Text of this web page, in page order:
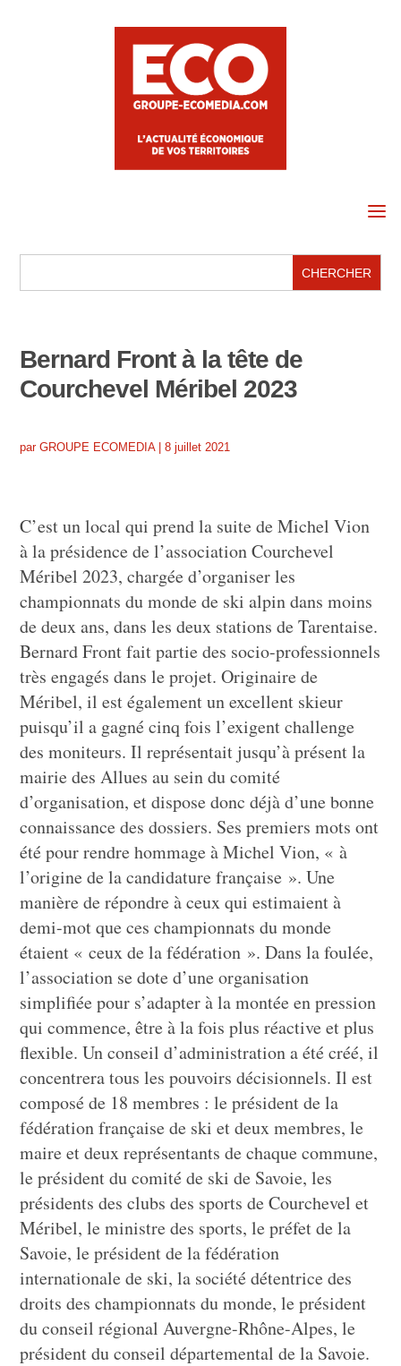
a
Bernard Front à la tête de
Courchevel Méribel 2023
parGROUPE ECOMEDIA|8 juillet 2021
C’est un local qui prend la suite de Michel Vion
à la présidence de l’association Courchevel
Méribel 2023, chargée d’organiser les
championnats du monde de ski alpin dans moins
de deux ans, dans les deux stations de Tarentaise.
Bernard Front fait partie des socio-professionnels
très engagés dans le projet. Originaire de
Méribel, il est également un excellent skieur
puisqu’il a gagné cinq fois l’exigent challenge
des moniteurs. Il représentait jusqu’à présent la
mairie des Allues au sein du comité
d’organisation, et dispose donc déjà d’une bonne
connaissance des dossiers. Ses premiers mots ont
été pour rendre hommage à Michel Vion, « à
l’origine de la candidature française ». Une
manière de répondre à ceux qui estimaient à
demi-mot que ces championnats du monde
étaient « ceux de la fédération ». Dans la foulée,
l’association se dote d’une organisation
simplifiée pour s’adapter à la montée en pression
qui commence, être à la fois plus réactive et plus
flexible. Un conseil d’administration a été créé, il
concentrera tous les pouvoirs décisionnels. Il est
composé de 18 membres : le président de la
fédération française de ski et deux membres, le
maire et deux représentants de chaque commune,
le président du comité de ski de Savoie, les
présidents des clubs des sports de Courchevel et
Méribel, le ministre des sports, le préfet de la
Savoie, le président de la fédération
internationale de ski, la société détentrice des
droits des championnats du monde, le président
du conseil régional Auvergne-Rhône-Alpes, le
président du conseil départemental de la Savoie.